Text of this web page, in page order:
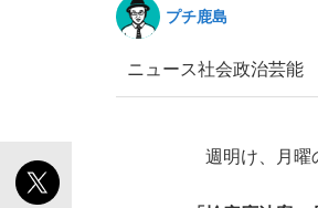
プチ鹿島
ニュース社会政治芸能
週明け、月曜